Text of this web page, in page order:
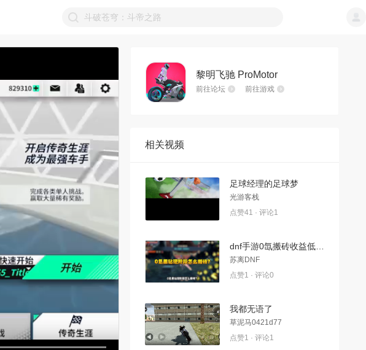
黎明飞驰 ProMotor
前往论坛 前往游戏
相关视频
足球经理的足球梦
光游客栈
点赞41 · 评论1
苏离DNF
点赞1 · 评论0
我都无语了
草泥马0421d77
点赞1 · 评论1